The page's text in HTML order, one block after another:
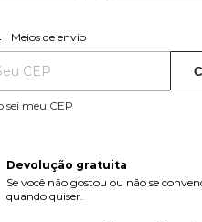
para o CEP:
Meios de envio
sei meu CEP
Devolução gratuita
Se você não gostou ou não se
quando quiser.